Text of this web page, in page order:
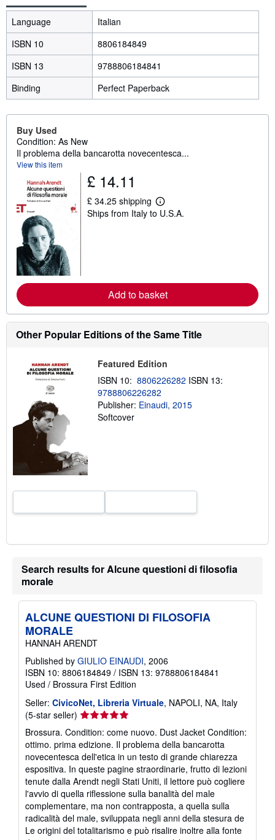
Language
Italian
ISBN 10
8806184849
ISBN 13
9788806184841
Binding
Perfect Paperback
Buy Used
Condition: As New
Il problema della bancarotta novecentesca...
View this item
£ 14.11
£ 34.25 shipping
L
e
b
o
u
t
s
p
i
n
g
r
Ships from Italy to U.S.A.
Add to basket
Other Popular Editions of the Same Title
Featured Edition
ISBN 10: 8806226282 ISBN 13:
9788806226282
Publisher: Einaudi, 2015
Softcover
Search results for Alcune questioni di filosofia
morale
ALCUNE QUESTIONI DI FILOSOFIA
MORALE
HANNAH ARENDT
Published by GIULIO EINAUDI, 2006
ISBN 10: 8806184849 / ISBN 13: 9788806184841
Used / Brossura First Edition
Seller: CivicoNet, Libreria Virtuale, NAPOLI, NA, Italy
(5-star seller) Seller
rating
5
out
of
5
stars
Brossura. Condition: come nuovo. Dust Jacket Condition:
ottimo. prima edizione. Il problema della bancarotta
novecentesca dell'etica in un testo di grande chiarezza
espositiva. In queste pagine straordinarie, frutto di lezioni
tenute dalla Arendt negli Stati Uniti, il lettore può cogliere
l'avvio di quella riflessione sulla banalità del male
complementare, ma non contrapposta, a quella sulla
radicalità del male, sviluppata negli anni della stesura de
Le origini del totalitarismo e può risalire inoltre alla fonte